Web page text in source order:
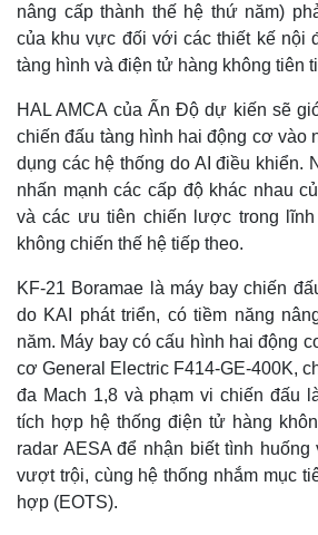
nâng cấp thành thế hệ thứ năm)
của khu vực đối với các thiết kế nội
tàng hình và điện tử hàng không tiên
HAL AMCA của Ấn Độ dự kiến ​​sẽ
chiến đấu tàng hình hai động cơ vào
dụng các hệ thống do AI điều khiển.
nhấn mạnh các cấp độ khác nhau
và các ưu tiên chiến lược trong
không chiến thế hệ tiếp theo.
KF-21 Boramae là máy bay chiến
do KAI phát triển, có tiềm năng
năm. Máy bay có cấu hình hai động
cơ General Electric F414-GE-400K,
đa Mach 1,8 và phạm vi chiến đấu
tích hợp hệ thống điện tử hàng
radar AESA để nhận biết tình
vượt trội, cùng hệ thống nhắm mục
hợp (EOTS).